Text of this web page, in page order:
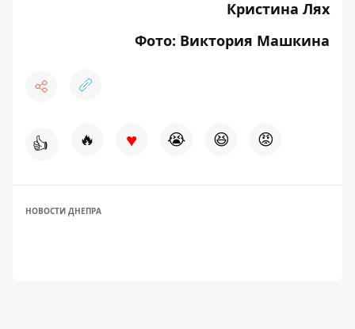
Кристина Лях
Фото: Виктория Машкина
👍 🔥 ♥ 😭 😆 😡
НОВОСТИ ДНЕПРА